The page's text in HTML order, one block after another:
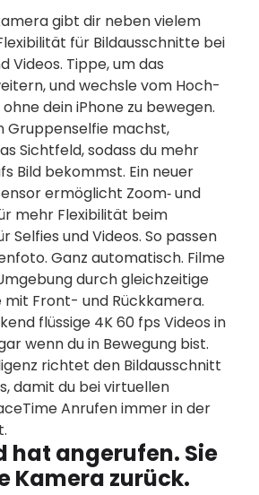
gibt dir neben vielem
für Bild­aus­schnitte bei
Videos. Tippe, um das
und wechsle vom Hoch-
dein iPhone zu bewegen.
Gruppenselfie machst,
Sichtfeld, sodass du mehr
Bild bekommst. Ein neuer
ermöglicht Zoom‑ und
mehr Flexibilität beim
Selfies und Videos. So passen
Ganz automatisch. Filme
durch gleichzeitige
Front- und Rückkamera.
flüssige 4K 60 fps Videos in
wenn du in Bewegung bist.
richtet den Bildausschnitt
damit du bei virtuellen
Anrufen immer in der
hat angerufen. Sie
Kamera zurück.